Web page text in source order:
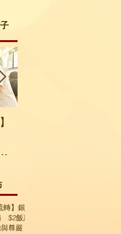
轉】銀
$2飯惠
尊嚴